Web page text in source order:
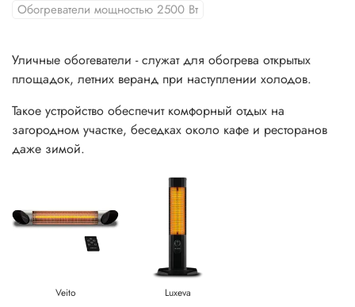
Обогреватели мощностью 2500 Вт
Уличные обогеватели - служат для обогрева открытых
площадок, летних веранд при наступлении холодов.
Такое устройство обеспечит комфорный отдых на
загородном участке, беседках около кафе и ресторанов
даже зимой.
Veito Luxeva